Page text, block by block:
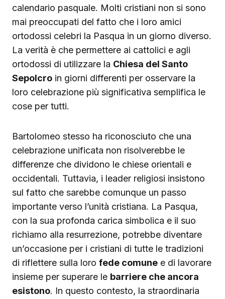
calendario pasquale. Molti cristiani non si sono
mai preoccupati del fatto che i loro amici
ortodossi celebri la Pasqua in un giorno diverso.
La verità è che permettere ai cattolici e agli
ortodossi di utilizzare la Chiesa del Santo
Sepolcro in giorni differenti per osservare la
loro celebrazione più significativa semplifica le
cose per tutti.
Bartolomeo stesso ha riconosciuto che una
celebrazione unificata non risolverebbe le
differenze che dividono le chiese orientali e
occidentali. Tuttavia, i leader religiosi insistono
sul fatto che sarebbe comunque un passo
importante verso l’unità cristiana. La Pasqua,
con la sua profonda carica simbolica e il suo
richiamo alla resurrezione, potrebbe diventare
un’occasione per i cristiani di tutte le tradizioni
di riflettere sulla loro fede comune e di lavorare
insieme per superare le barriere che ancora
esistono. In questo contesto, la straordinaria